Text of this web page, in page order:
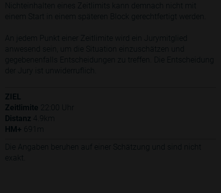
Nichteinhalten eines Zeitlimits kann demnach nicht mit
einem Start in einem späteren Block gerechtfertigt werden.
An jedem Punkt einer Zeitlimite wird ein Jurymitglied
anwesend sein, um die Situation einzuschätzen und
gegebenenfalls Entscheidungen zu treffen. Die Entscheidung
der Jury ist unwiderruflich.
ZIEL
Zeitlimite 22:00 Uhr
Distanz 4.9km
HM+ 691m
Die Angaben beruhen auf einer Schätzung und sind nicht
exakt.